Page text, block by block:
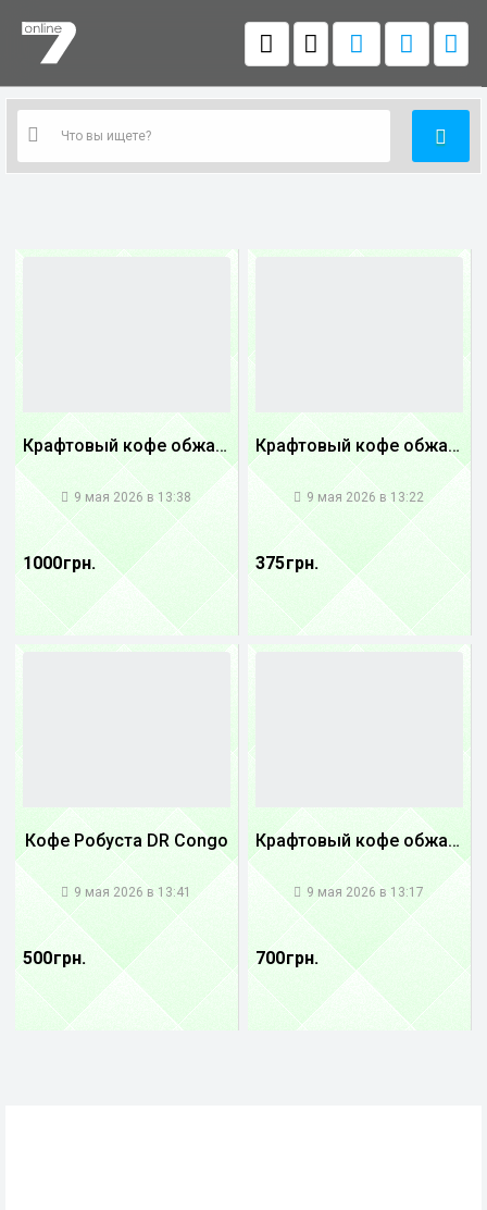
Крафтовый кофе обжареный Танзания
9 мая 2026 в 13:38
1000 грн.
Крафтовый кофе обжареный купаж арабики 5...
9 мая 2026 в 13:22
375 грн.
Кофе Робуста DR Congo
9 мая 2026 в 13:41
500 грн.
Крафтовый кофе обжареный купаж арабики 3...
9 мая 2026 в 13:17
700 грн.